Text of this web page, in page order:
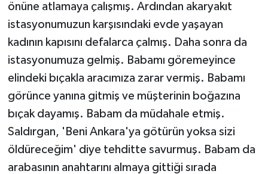
önüne atlamaya çalışmış. Ardından akaryakıt
istasyonumuzun karşısındaki evde yaşayan
kadının kapısını defalarca çalmış. Daha sonra da
istasyonumuza gelmiş. Babamı göremeyince
elindeki bıçakla aracımıza zarar vermiş. Babamı
görünce yanına gitmiş ve müşterinin boğazına
bıçak dayamış. Babam da müdahale etmiş.
Saldırgan, 'Beni Ankara'ya götürün yoksa sizi
öldüreceğim' diye tehditte savurmuş. Babam da
arabasının anahtarını almaya gittiği sırada